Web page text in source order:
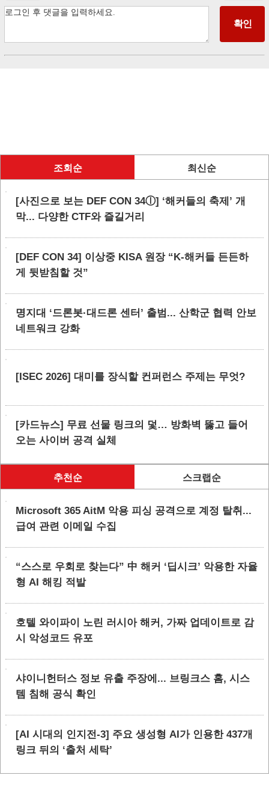
조회순 최신순
[사진으로 보는 DEF CON 34ⓛ] ‘해커들의 축제’ 개
막... 다양한 CTF와 즐길거리
[DEF CON 34] 이상중 KISA 원장 “K-해커들 든든하
게 뒷받침할 것”
명지대 ‘드론봇·대드론 센터’ 출범... 산학군 협력 안보
네트워크 강화
[ISEC 2026] 대미를 장식할 컨퍼런스 주제는 무엇?
[카드뉴스] 무료 선물 링크의 덫… 방화벽 뚫고 들어
오는 사이버 공격 실체
추천순 스크랩순
Microsoft 365 AitM 악용 피싱 공격으로 계정 탈취...
급여 관련 이메일 수집
“스스로 우회로 찾는다” 中 해커 ‘딥시크’ 악용한 자율
형 AI 해킹 적발
호텔 와이파이 노린 러시아 해커, 가짜 업데이트로 감
시 악성코드 유포
샤이니헌터스 정보 유출 주장에... 브링크스 홈, 시스
템 침해 공식 확인
[AI 시대의 인지전-3] 주요 생성형 AI가 인용한 437개
링크 뒤의 ‘출처 세탁’